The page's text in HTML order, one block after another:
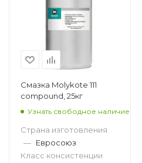
Смазка Molykote 111
compound, 25кг
Узнать свободное наличие
Страна изготовления
— Евросоюз
Класс консистенции